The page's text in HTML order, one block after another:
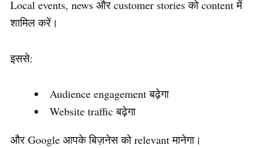
Local events, news और customer stories को content में
शामिल करें।
इससे:
Audience engagement बढ़ेगा
Website traffic बढ़ेगा
और Google आपके बिज़नेस को relevant मानेगा।